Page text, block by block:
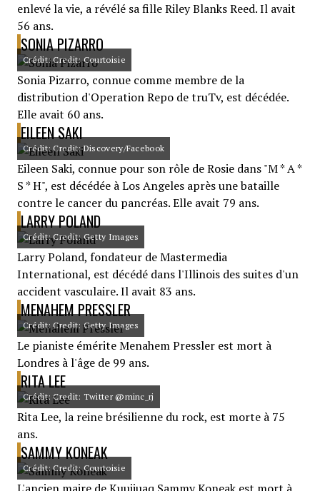
enlevé la vie, a révélé sa fille Riley Blanks Reed. Il avait
56 ans.
SONIA PIZARRO
Crédit: Credit: Courtoisie
Sonia Pizarro, connue comme membre de la
distribution d'Operation Repo de truTv, est décédée.
Elle avait 60 ans.
EILEEN SAKI
Crédit: Credit: Discovery/Facebook
Eileen Saki, connue pour son rôle de Rosie dans "M * A *
S * H", est décédée à Los Angeles après une bataille
contre le cancer du pancréas. Elle avait 79 ans.
LARRY POLAND
Crédit: Credit: Getty Images
Larry Poland, fondateur de Mastermedia
International, est décédé dans l'Illinois des suites d'un
accident vasculaire. Il avait 83 ans.
MENAHEM PRESSLER
Crédit: Credit: Getty Images
Le pianiste émérite Menahem Pressler est mort à
Londres à l'âge de 99 ans.
RITA LEE
Crédit: Credit: Twitter @minc_rj
Rita Lee, la reine brésilienne du rock, est morte à 75
ans.
SAMMY KONEAK
Crédit: Credit: Courtoisie